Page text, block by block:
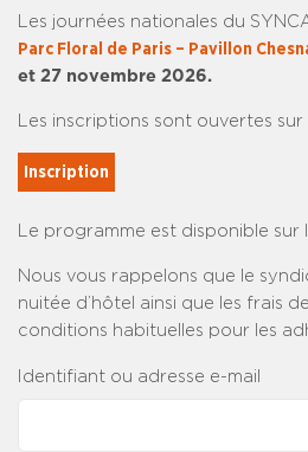
Les journées nationales du
Parc Floral de Paris – Pavillon
et 27 novembre 2026.
Les inscriptions sont ouvertes sur
Inscription
Le programme est disponible sur
Nous vous rappelons que le
nuitée d’hôtel ainsi que les frais
conditions habituelles pour les
Identifiant ou adresse e-mail